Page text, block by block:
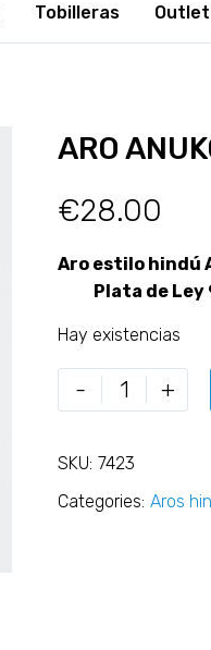
Tobilleras Outlet
ARO
€28.00
Aro estilo hindú
Plata de Ley
Hay existencias
- +
SKU: 7423
Categories: Aros